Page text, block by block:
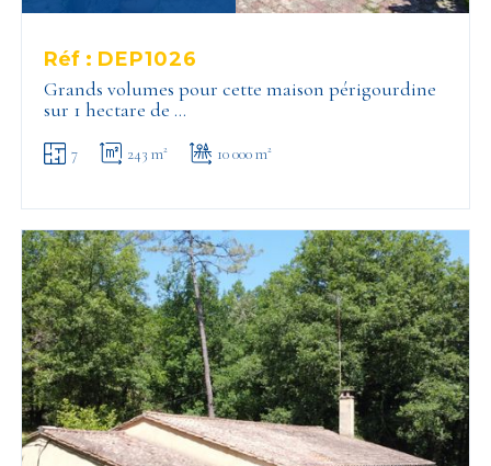
Réf : DEP1026
Grands volumes pour cette maison périgourdine
sur 1 hectare de …
7 243 m² 10 000 m²